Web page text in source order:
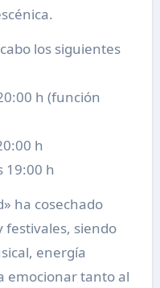
los siguientes
h (función
h
19:00 h
ha cosechado
festivales, siendo
energía
emocionar tanto al